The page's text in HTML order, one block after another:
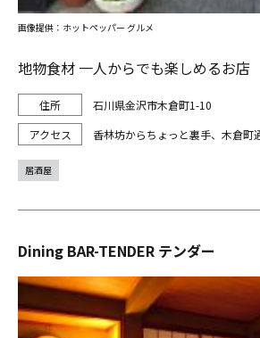
地物食材 一人からでも楽しめるお店
石川県金沢市木倉町1-10
香林坊からちょっと裏手、木倉町
画像提供：ホットペッパー グルメ
居酒屋
Dining BAR-TENDER テンダー